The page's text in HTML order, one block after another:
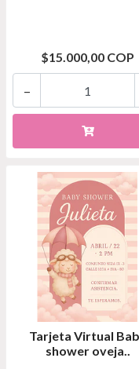
$15.000,00 COP
-
Tarjeta Virtual
shower oveja..